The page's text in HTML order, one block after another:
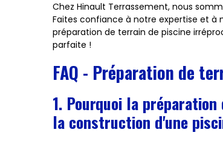
Chez Hinault Terrassement, nous
Faites confiance à notre expertise et à
préparation de terrain de piscine
parfaite !
FAQ - Préparation de
1. Pourquoi la
la construction d'une